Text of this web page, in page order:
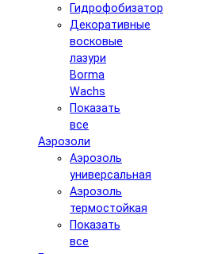
Гидрофобизатор
Декоративные
восковые
лазури
Borma
Wachs
Показать
все
Аэрозоли
Аэрозоль
универсальная
Аэрозоль
термостойкая
Показать
все